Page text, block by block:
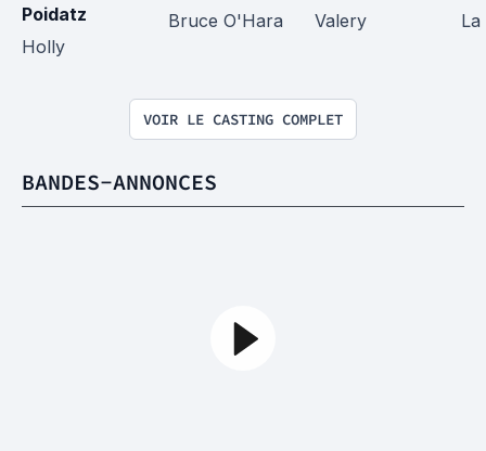
Poidatz
Holly
Bruce O'Hara
Valery
La
VOIR LE CASTING COMPLET
BANDES-ANNONCES